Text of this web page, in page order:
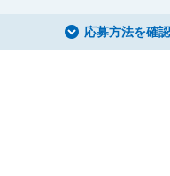
応募方法を確